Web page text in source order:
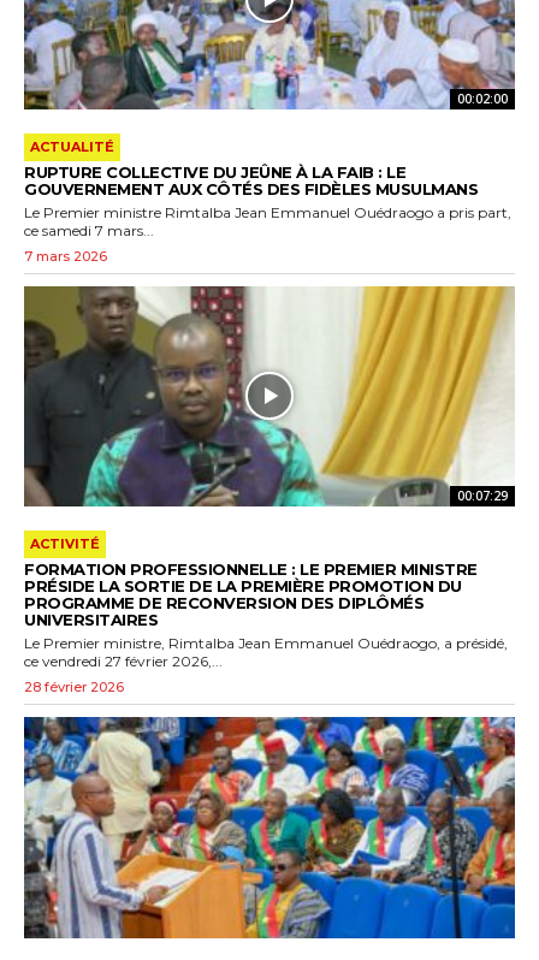
00:02:00
ACTUALITÉ
RUPTURE COLLECTIVE DU JEÛNE À LA FAIB : LE
GOUVERNEMENT AUX CÔTÉS DES FIDÈLES MUSULMANS
Le Premier ministre Rimtalba Jean Emmanuel Ouédraogo a pris part,
ce samedi 7 mars...
7 mars 2026
00:07:29
ACTIVITÉ
FORMATION PROFESSIONNELLE : LE PREMIER MINISTRE
PRÉSIDE LA SORTIE DE LA PREMIÈRE PROMOTION DU
PROGRAMME DE RECONVERSION DES DIPLÔMÉS
UNIVERSITAIRES
Le Premier ministre, Rimtalba Jean Emmanuel Ouédraogo, a présidé,
ce vendredi 27 février 2026,...
28 février 2026